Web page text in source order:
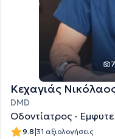
Κεχαγιάς
DMD
Oδοντίατρος -
9.8|31 αξιολογήσεις